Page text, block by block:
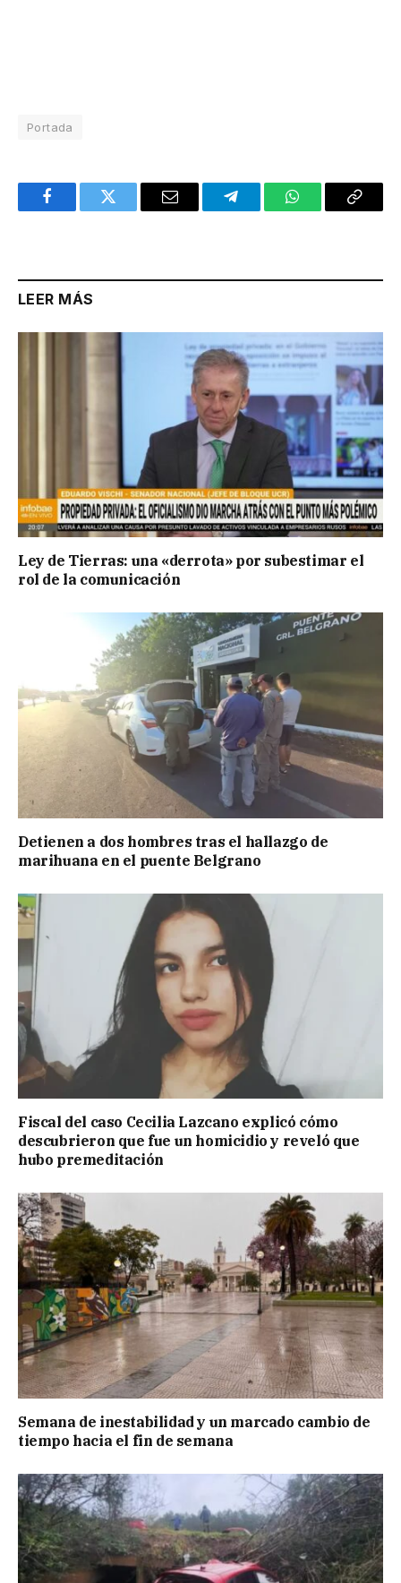
Portada
FacebookTwitter Email TelegramWhatsAppCopy
LEER MÁS
Ley de Tierras: una «derrota» por subestimar el
rol de la comunicación
Detienen a dos hombres tras el hallazgo de
marihuana en el puente Belgrano
Fiscal del caso Cecilia Lazcano explicó cómo
descubrieron que fue un homicidio y reveló que
hubo premeditación
Semana de inestabilidad y un marcado cambio de
tiempo hacia el fin de semana